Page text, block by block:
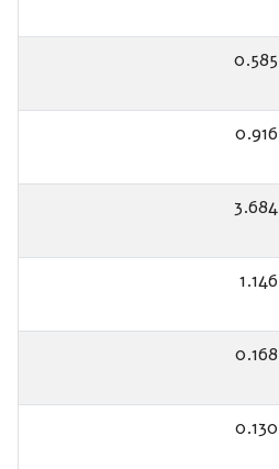
0.585
0.916
3.684
1.146
0.168
0.130